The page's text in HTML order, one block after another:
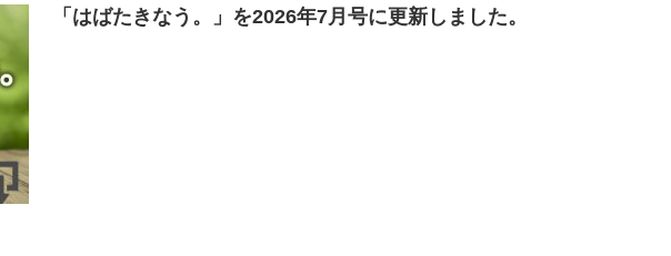
「はばたきなう。」を2026年7月号に更新しました。